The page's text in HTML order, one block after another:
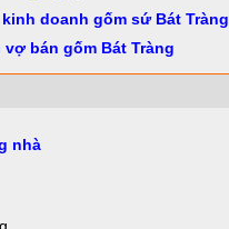
doanh gốm sứ Bát Tràng
bán gốm Bát Tràng
nhà